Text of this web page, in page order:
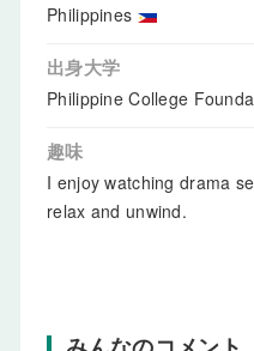
Philippines
出身大学
Philippine College
趣味
I enjoy watching drama
relax and unwind.